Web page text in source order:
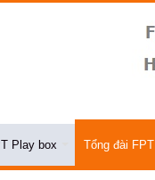
Play box Tổng đài FPT